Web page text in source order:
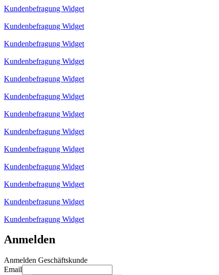
Kundenbefragung Widget
Kundenbefragung Widget
Kundenbefragung Widget
Kundenbefragung Widget
Kundenbefragung Widget
Kundenbefragung Widget
Kundenbefragung Widget
Kundenbefragung Widget
Kundenbefragung Widget
Kundenbefragung Widget
Kundenbefragung Widget
Kundenbefragung Widget
Kundenbefragung Widget
Anmelden
Anmelden Geschäftskunde
Email